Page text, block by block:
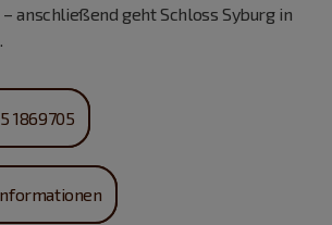
anschließend geht Schloss Syburg in
1869705